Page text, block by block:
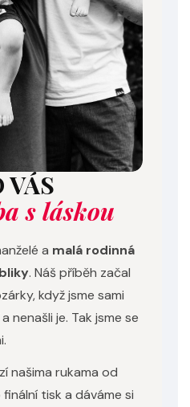
VÁS
s láskou
a malá rodinná
. Náš příběh začal
když jsme sami
nenašli je. Tak jsme se
našima rukama od
tisk a dáváme si